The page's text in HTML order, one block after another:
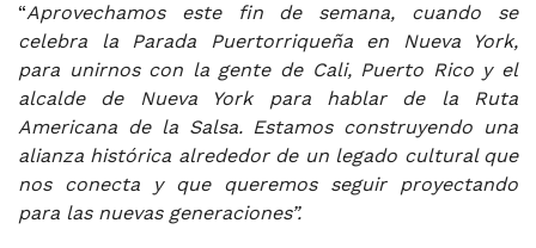
“Aprovechamos este fin de semana, cuando se
celebra la Parada Puertorriqueña en Nueva York,
para unirnos con la gente de Cali, Puerto Rico y el
alcalde de Nueva York para hablar de la Ruta
Americana de la Salsa. Estamos construyendo una
alianza histórica alrededor de un legado cultural que
nos conecta y que queremos seguir proyectando
para las nuevas generaciones”.